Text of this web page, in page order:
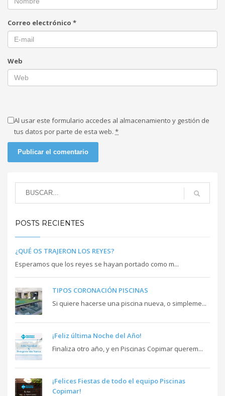
Correo electrónico *
Web
Al usar este formulario accedes al almacenamiento y gestión de
tus datos por parte de esta web. *
POSTS RECIENTES
¿QUÉ OS TRAJERON LOS REYES?
Esperamos que los reyes se hayan portado como m...
TIPOS CORONACIÓN PISCINAS
Si quiere hacerse una piscina nueva, o simpleme...
¡Feliz última Noche del Año!
Finaliza otro año, y en Piscinas Copimar querem...
¡Felices Fiestas de todo el equipo Piscinas
Copimar!